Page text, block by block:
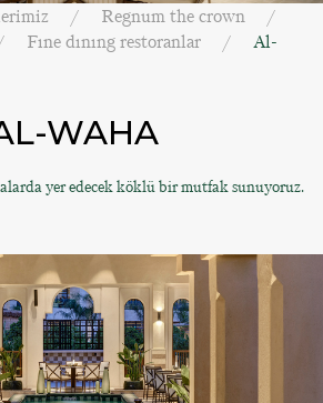
Regnum the crown
Fıne dınıng restoranlar
Al-
WAHA
yer edecek köklü bir mutfak sunuyoruz.